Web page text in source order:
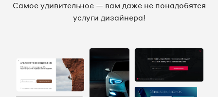
Самое удивительное — вам даже не понадобятся
услуги дизайнера!